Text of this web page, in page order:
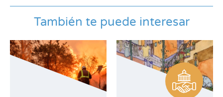
También te puede interesar